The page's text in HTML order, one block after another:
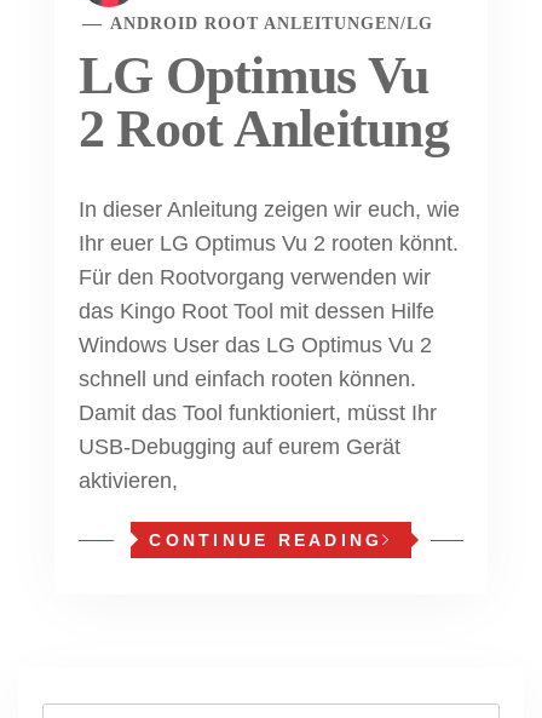
ANDROID ROOT ANLEITUNGEN/LG
LG Optimus Vu
2 Root Anleitung
In dieser Anleitung zeigen wir euch, wie
Ihr euer LG Optimus Vu 2 rooten könnt.
Für den Rootvorgang verwenden wir
das Kingo Root Tool mit dessen Hilfe
Windows User das LG Optimus Vu 2
schnell und einfach rooten können.
Damit das Tool funktioniert, müsst Ihr
USB-Debugging auf eurem Gerät
aktivieren,
CONTINUE READING